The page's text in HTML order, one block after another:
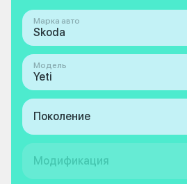
Марка авто
Skoda
Модель
Yeti
Поколение
Модификация